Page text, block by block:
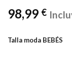
98,99 €
Talla moda BEBÉS